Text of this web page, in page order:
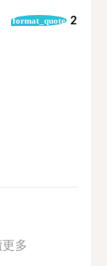
format_quote 2
多